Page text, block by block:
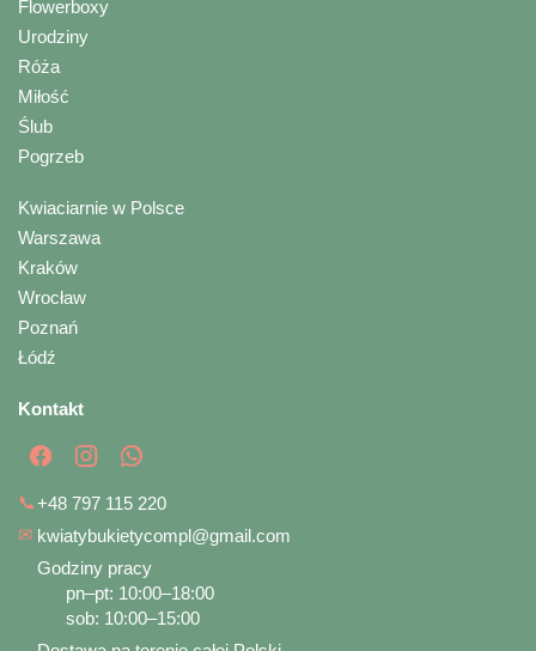
Flowerboxy
Urodziny
Róża
Miłość
Ślub
Pogrzeb
Kwiaciarnie w Polsce
Warszawa
Kraków
Wrocław
Poznań
Łódź
Kontakt
📞+48 797 115 220
✉ kwiatybukietycompl@gmail.com
Godziny pracy
pn–pt: 10:00–18:00
sob: 10:00–15:00